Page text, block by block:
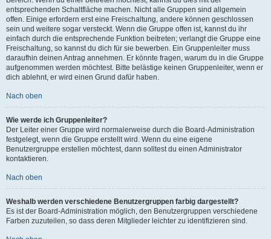
entsprechenden Schaltfläche machen. Nicht alle Gruppen sind allgemein
offen. Einige erfordern erst eine Freischaltung, andere können geschlossen
sein und weitere sogar versteckt. Wenn die Gruppe offen ist, kannst du ihr
einfach durch die entsprechende Funktion beitreten; verlangt die Gruppe eine
Freischaltung, so kannst du dich für sie bewerben. Ein Gruppenleiter muss
daraufhin deinen Antrag annehmen. Er könnte fragen, warum du in die Gruppe
aufgenommen werden möchtest. Bitte belästige keinen Gruppenleiter, wenn er
dich ablehnt, er wird einen Grund dafür haben.
Nach oben
Wie werde ich Gruppenleiter?
Der Leiter einer Gruppe wird normalerweise durch die Board-Administration
festgelegt, wenn die Gruppe erstellt wird. Wenn du eine eigene
Benutzergruppe erstellen möchtest, dann solltest du einen Administrator
kontaktieren.
Nach oben
Weshalb werden verschiedene Benutzergruppen farbig dargestellt?
Es ist der Board-Administration möglich, den Benutzergruppen verschiedene
Farben zuzuteilen, so dass deren Mitglieder leichter zu identifizieren sind.